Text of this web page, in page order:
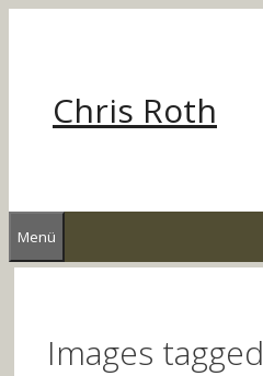
Chris Roth
Menü
Images tagged